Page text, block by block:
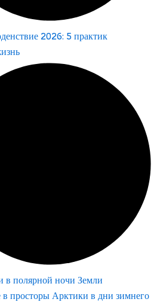
2026: 5 практик
полярной ночи Земли
в просторы Арктики в дни зимнего